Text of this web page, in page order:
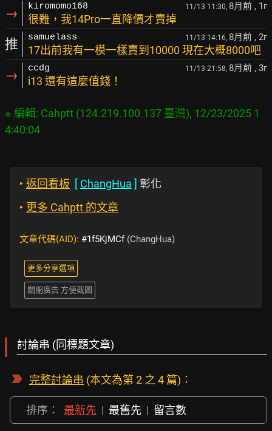
→ kiromomo168 11/13 11:30, 8月前 , 1 F
很難，我14Pro一直降價才賣掉
推 samuelass 11/13 14:16, 8月前 , 2F
17出前我有一模一樣賣到10000 現在大概8000吧
→ ccdg 11/13 21:58, 8月前 , 3F
i13 還有這麼值錢！
※ 編輯: Cahptt (124.219.100.137 臺灣), 12/23/2025 1
‣ 返回看板 [ ChangHua ] 彰化
‣ 更多 Cahptt 的文章
文章代碼(AID): #1f5KjMCf(ChangHua)
更多分享選項
關閉廣告 方便截圖
討論串 (同標題文章)
完整討論串 (本文為第 2 之 4 篇)：
排序： 最新先 | 最舊先 | 留言數